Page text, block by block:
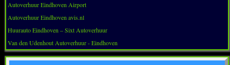
Autoverhuur Eindhoven Airport
Autoverhuur Eindhoven avis.nl
Huurauto Eindhoven – Sixt Autoverhuur
Van den Udenhout Autoverhuur - Eindhoven